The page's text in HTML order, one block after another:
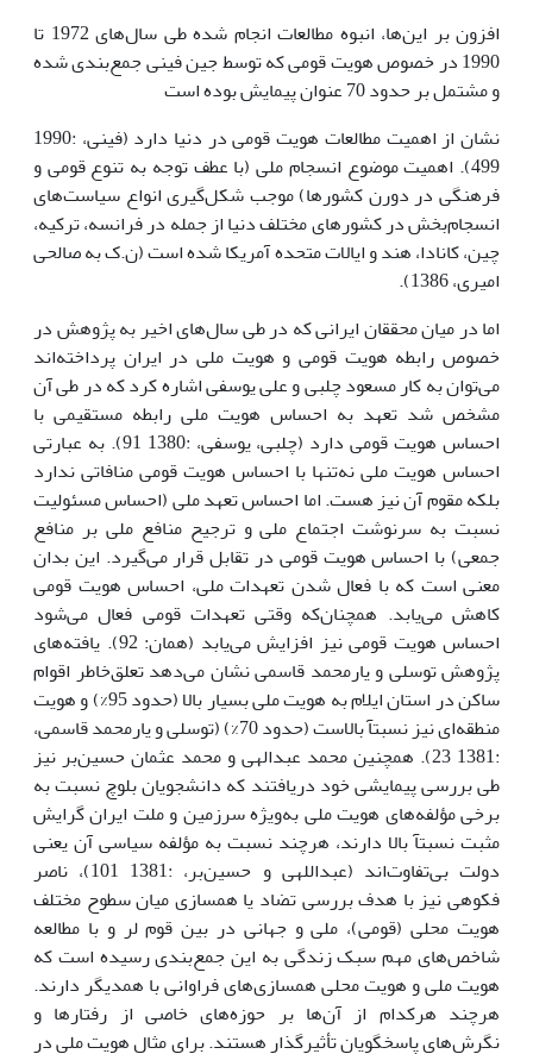
افزون بر این‌ها، انبوه مطالعات انجام شده طی سال‌های 1972 تا
1990 در خصوص هویت قومی که توسط جین فینی جمع‌بندی شده
و مشتمل بر حدود 70 عنوان پیمایش بوده است
نشان از اهمیت مطالعات هویت قومی در دنیا دارد (فینی، :1990
499). اهمیت موضوع انسجام ملی (با عطف توجه به تنوع قومی و
فرهنگی در دورن کشورها) موجب شکل‌گیری انواع سیاست‌های
انسجام‌بخش در کشورهای مختلف دنیا از جمله در فرانسه، ترکیه،
چین، کانادا، هند و ایالات متحده آمریکا شده است (ن.ک به صالحی
امیری، 1386).
اما در میان محققان ایرانی که در طی سال‌های اخیر به پژوهش در
خصوص رابطه هویت قومی و هویت ملی در ایران پرداخته‌اند
می‌توان به کار مسعود چلبی و علی یوسفی اشاره کرد که در طی آن
مشخص شد تعهد به احساس هویت ملی رابطه مستقیمی با
احساس هویت قومی دارد (چلبی، یوسفی، :1380 91). به عبارتی
احساس هویت ملی نه‌تنها با احساس هویت قومی منافاتی ندارد
بلکه مقوم آن نیز هست. اما احساس تعهد ملی (احساس مسئولیت
نسبت به سرنوشت اجتماع ملی و ترجیح منافع ملی بر منافع
جمعی) با احساس هویت قومی در تقابل قرار می‌گیرد. این بدان
معنی است که با فعال شدن تعهدات ملی، احساس هویت قومی
کاهش می‌یابد. همچنان‌که وقتی تعهدات قومی فعال می‌شود
احساس هویت قومی نیز افزایش می‌یابد (همان: 92). یافته‌های
پژوهش توسلی و یارمحمد قاسمی نشان می‌دهد تعلق‌خاطر اقوام
ساکن در استان ایلام به هویت ملی بسیار بالا (حدود 95%) و هویت
منطقه‌ای نیز نسبتآ بالاست (حدود 70%) (توسلی و یارمحمد قاسمی،
:1381 23). همچنین محمد عبدالهی و محمد عثمان حسین‌بر نیز
طی بررسی پیمایشی خود دریافتند که دانشجویان بلوچ نسبت به
برخی مؤلفه‌های هویت ملی به‌ویژه سرزمین و ملت ایران گرایش
مثبت نسبتآ بالا دارند، هرچند نسبت به مؤلفه سیاسی آن یعنی
دولت بی‌تفاوت‌اند (عبداللهی و حسین‌بر، :1381 101)، ناصر
فکوهی نیز با هدف بررسی تضاد یا همسازی میان سطوح مختلف
هویت محلی (قومی)، ملی و جهانی در بین قوم لر و با مطالعه
شاخص‌های مهم سبک زندگی به این جمع‌بندی رسیده است که
هویت ملی و هویت محلی همسازی‌های فراوانی با همدیگر دارند.
هرچند هرکدام از آن‌ها بر حوزه‌های خاصی از رفتارها و
نگرش‌های پاسخگویان تأثیرگذار هستند. برای مثال هویت ملی در